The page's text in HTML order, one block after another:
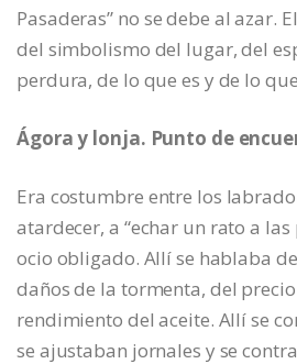
Pasaderas” no se debe al azar.
del simbolismo del lugar, del
perdura, de lo que es y de lo
Ágora y lonja. Punto de
Era costumbre entre los
atardecer, a “echar un rato a las
ocio obligado. Allí se hablaba
daños de la tormenta, del
rendimiento del aceite. Allí se
se ajustaban jornales y se